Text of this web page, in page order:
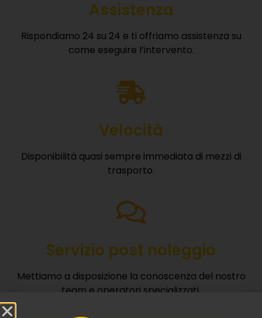
Assistenza
Rispondiamo 24 su 24 e ti offriamo assistenza su
come eseguire l’intervento.
Velocità
Disponibilità quasi sempre immediata di mezzi di
trasporto.
Servizio post noleggio
Mettiamo a disposizione la conoscenza del nostro
team e operatori specializzati.